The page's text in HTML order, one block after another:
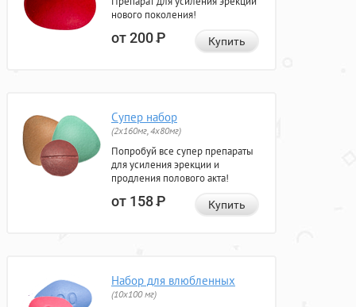
нового поколения!
от 200Р Купить
Супер набор
(2х160мг, 4х80мг)
Попробуй все супер препараты
для усиления эрекции и
продления полового акта!
от 158Р Купить
Набор для влюбленных
(10х100 мг)